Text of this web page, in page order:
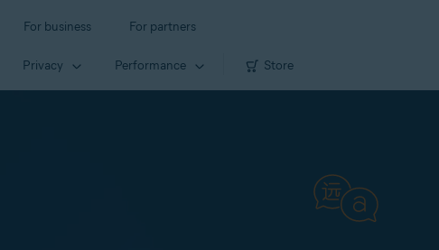
For business For partners
Privacy Performance Store